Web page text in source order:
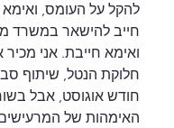
להקל על העומס,
חייב להישאר במשרד
ואימא חייבת. אני
חלוקת הנטל, שיתוף
חודש אוגוסט, אבל
האימהות של